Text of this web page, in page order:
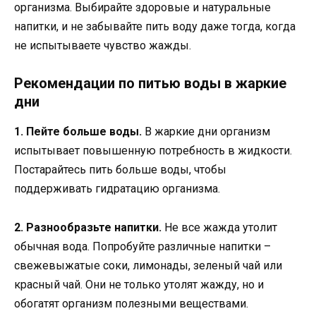
организма. Выбирайте здоровые и натуральные
напитки, и не забывайте пить воду даже тогда, когда
не испытываете чувство жажды.
Рекомендации по питью воды в жаркие
дни
1. Пейте больше воды. В жаркие дни организм
испытывает повышенную потребность в жидкости.
Постарайтесь пить больше воды, чтобы
поддерживать гидратацию организма.
2. Разнообразьте напитки. Не все жажда утолит
обычная вода. Попробуйте различные напитки –
свежевыжатые соки, лимонады, зеленый чай или
красный чай. Они не только утолят жажду, но и
обогатят организм полезными веществами.